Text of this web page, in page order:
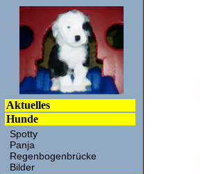
Aktuelles
Hunde
Spotty
Panja
Regenbogenbrücke
Bilder